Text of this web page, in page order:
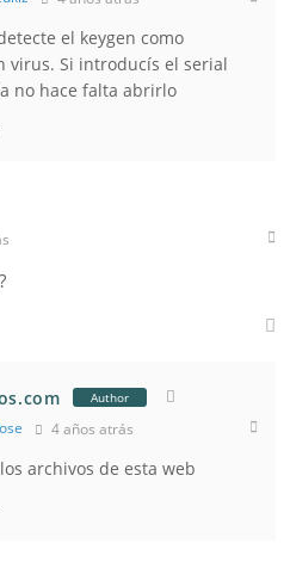
el keygen como
virus. Si introducís el serial
no hace falta abrirlo
Author
4 años atrás
archivos de esta web